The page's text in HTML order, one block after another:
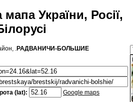
України, Росії,
.РАДВАНИЧИ-БОЛЬШИЕ
(lat): Google maps